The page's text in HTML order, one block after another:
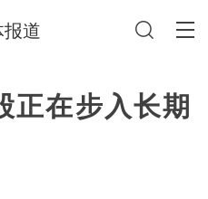
道
正在步入长期